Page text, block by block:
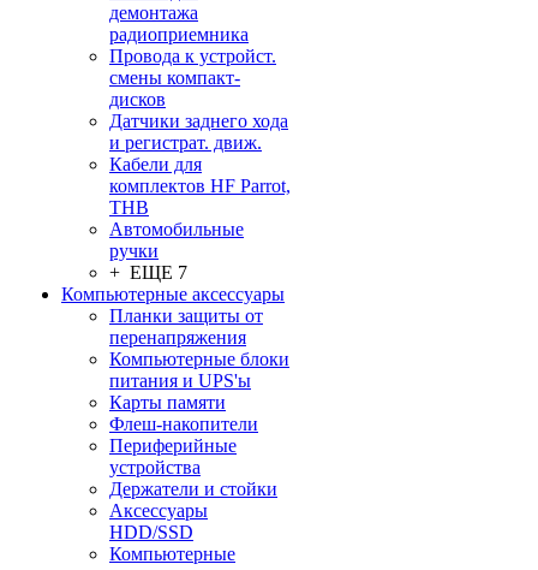
демонтажа
радиоприемника
Провода к устройст.
смены компакт-
дисков
Датчики заднего хода
и регистрат. движ.
Кабели для
комплектов HF Parrot,
THB
Автомобильные
ручки
+ ЕЩЕ 7
Компьютерные аксессуары
Планки защиты от
перенапряжения
Компьютерные блоки
питания и UPS'ы
Карты памяти
Флеш-накопители
Периферийные
устройства
Держатели и стойки
Аксессуары
HDD/SSD
Компьютерные